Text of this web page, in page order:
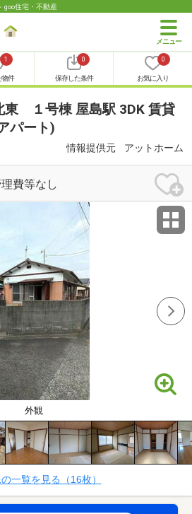
goo住宅・不動産
1
物件
0
保存した条件
0
お気に入り
１号棟 屋島駅 3DK 賃貸
パート)
情報提供元 アットホーム
費等なし
外観
一覧を見る（16枚）